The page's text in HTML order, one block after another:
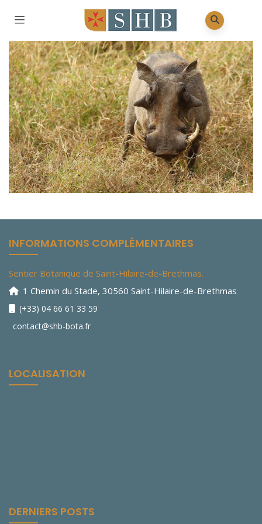
INFORMATIONS COMPLÉMENTAIRES
Sentier Botanique de Saint-Hilaire-de-Brethmas.
1 Chemin du Stade, 30560 Saint-Hilaire-de-Brethmas
(+33) 04 66 61 33 59
contact@shb-bota.fr
LOCALISATION
DERNIERS POSTS